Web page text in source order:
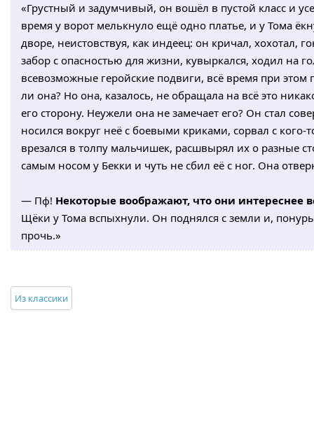
«Грустный и задумчивый, он вошёл в пустой класс и
время у ворот мелькнуло ещё одно платье, и у Тома
дворе, неистовствуя, как индеец: он кричал, хохотал,
забор с опасностью для жизни, кувыркался, ходил на
всевозможные геройские подвиги, всё время при
ли она? Но она, казалось, не обращала на всё это
его сторону. Неужели она не замечает его? Он стал
носился вокруг неё с боевыми криками, сорвал с кого-
врезался в толпу мальчишек, расшвырял их о разные
самым носом у Бекки и чуть не сбил её с ног. Она
— Пф! Некоторые воображают, что они интереснее
Щёки у Тома вспыхнули. Он поднялся с земли и,
прочь.»
Из классики